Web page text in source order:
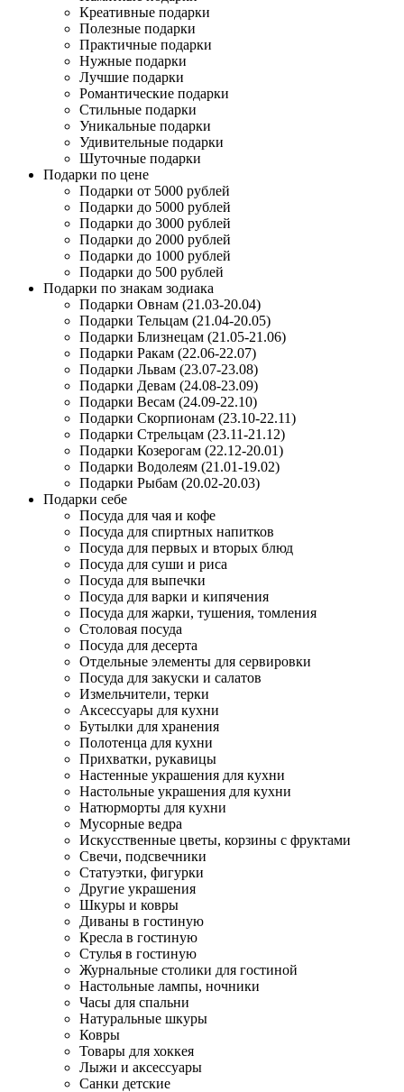
Креативные подарки
Полезные подарки
Практичные подарки
Нужные подарки
Лучшие подарки
Романтические подарки
Стильные подарки
Уникальные подарки
Удивительные подарки
Шуточные подарки
Подарки по цене
Подарки от 5000 рублей
Подарки до 5000 рублей
Подарки до 3000 рублей
Подарки до 2000 рублей
Подарки до 1000 рублей
Подарки до 500 рублей
Подарки по знакам зодиака
Подарки Овнам (21.03-20.04)
Подарки Тельцам (21.04-20.05)
Подарки Близнецам (21.05-21.06)
Подарки Ракам (22.06-22.07)
Подарки Львам (23.07-23.08)
Подарки Девам (24.08-23.09)
Подарки Весам (24.09-22.10)
Подарки Скорпионам (23.10-22.11)
Подарки Стрельцам (23.11-21.12)
Подарки Козерогам (22.12-20.01)
Подарки Водолеям (21.01-19.02)
Подарки Рыбам (20.02-20.03)
Подарки себе
Посуда для чая и кофе
Посуда для спиртных напитков
Посуда для первых и вторых блюд
Посуда для суши и риса
Посуда для выпечки
Посуда для варки и кипячения
Посуда для жарки, тушения, томления
Столовая посуда
Посуда для десерта
Отдельные элементы для сервировки
Посуда для закуски и салатов
Измельчители, терки
Аксессуары для кухни
Бутылки для хранения
Полотенца для кухни
Прихватки, рукавицы
Настенные украшения для кухни
Настольные украшения для кухни
Натюрморты для кухни
Мусорные ведра
Искусственные цветы, корзины с фруктами
Свечи, подсвечники
Статуэтки, фигурки
Другие украшения
Шкуры и ковры
Диваны в гостиную
Кресла в гостиную
Стулья в гостиную
Журнальные столики для гостиной
Настольные лампы, ночники
Часы для спальни
Натуральные шкуры
Ковры
Товары для хоккея
Лыжи и аксессуары
Санки детские